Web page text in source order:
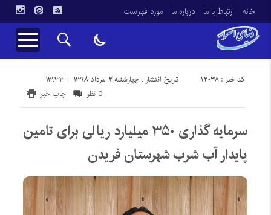
خانه ارتباط با ما درباره ما مورد فهرست
تاریخ انتشار : چهارشنبه ۲ مرداد ۱۳۹۸ - ۱۳:۳۳ کد خبر : 12038
چاپ خبر 0 نظر
سرمایه گذاری ۳۵۰ میلیارد ریالی برای تامین
پایدار آب شرب شهرستان فریدن